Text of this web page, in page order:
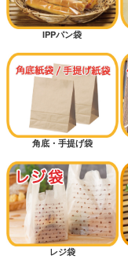
IPPパン袋
角底・手提げ袋
レジ袋